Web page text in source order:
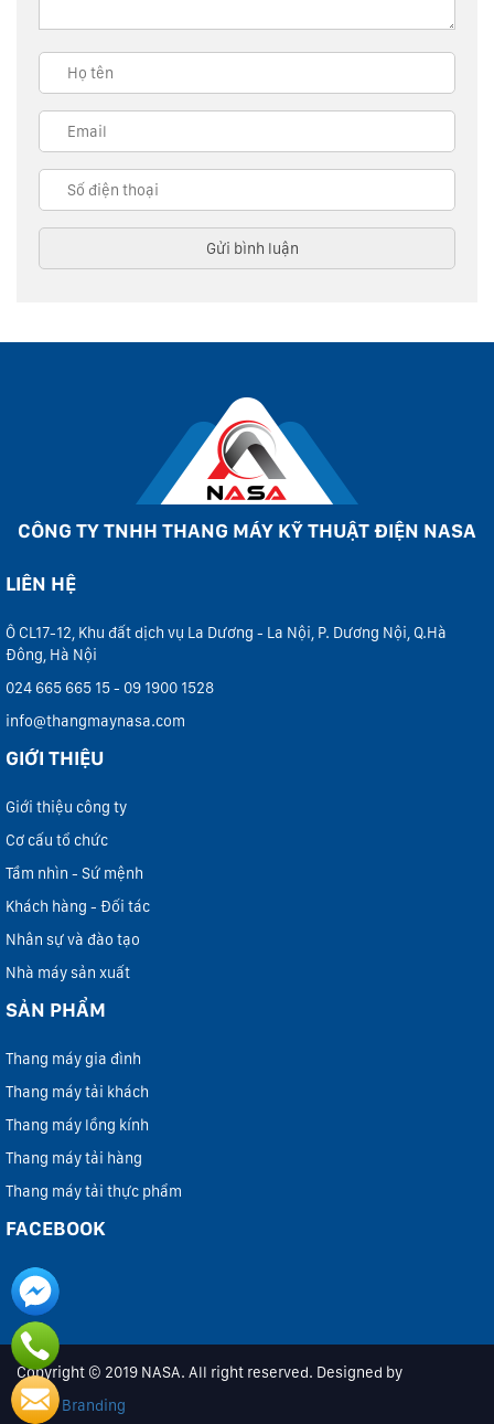
CÔNG TY TNHH THANG MÁY KỸ THUẬT ĐIỆN NASA
LIÊN HỆ
Ô CL17-12, Khu đất dịch vụ La Dương - La Nội, P. Dương Nội, Q.Hà
Đông, Hà Nội
024 665 665 15 - 09 1900 1528
info@thangmaynasa.com
GIỚI THIỆU
Giới thiệu công ty
Cơ cấu tổ chức
Tầm nhìn - Sứ mệnh
Khách hàng - Đối tác
Nhân sự và đào tạo
Nhà máy sản xuất
SẢN PHẨM
Thang máy gia đình
Thang máy tải khách
Thang máy lồng kính
Thang máy tải hàng
Thang máy tải thực phẩm
FACEBOOK
Copyright © 2019 NASA. All right reserved. Designed by
iColor Branding